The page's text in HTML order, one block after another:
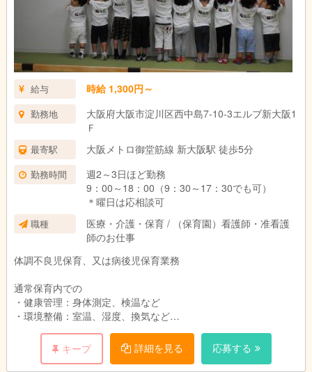
給与 時給 1,300円～
勤務地
大阪府大阪市淀川区西中島7-10-3エルブ新大阪1
Ｆ
最寄駅 大阪メトロ御堂筋線 新大阪駅 徒歩5分
勤務時間
週2～3日ほど勤務
9：00～18：00（9：30～17：30でも可）
＊曜日は応相談可
職種
医療・介護・保育 / （保育園）看護師・准看護
師のお仕事
体調不良児保育、又は病後児保育業務
通常保育内での
・健康管理：身体測定、検温など
・環境整備：室温、湿度、換気など
・お子さんの生活の様子(遊び、食事、睡眠など）の
見守りもお願いします。
キープ 詳細を見る 応募する